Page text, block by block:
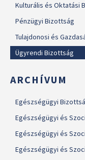
Kulturális és Oktatási
Pénzügyi Bizottság
Tulajdonosi és
Ügyrendi Bizottság
ARCHÍVUM
Egészségügyi
Egészségügyi és
Egészségügyi és
Egészségügyi és